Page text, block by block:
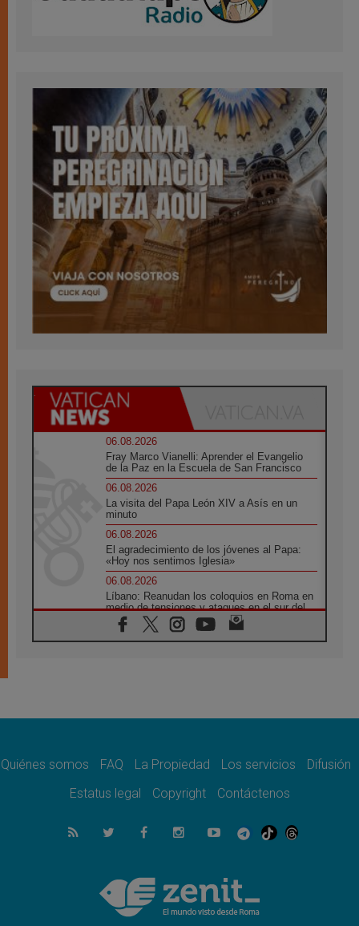
06.08.2026
Fray Marco Vianelli: Aprender el Evangelio
de la Paz en la Escuela de San Francisco
06.08.2026
La visita del Papa León XIV a Asís en un
minuto
06.08.2026
El agradecimiento de los jóvenes al Papa:
«Hoy nos sentimos Iglesia»
06.08.2026
Líbano: Reanudan los coloquios en Roma en
medio de tensiones y ataques en el sur del
país
06.08.2026
noticia para todo el Uruguay
León XIV: La revolución del Evangelio
06.08.2026
La Iglesia en Ceuta: caridad y esperanza
La visita del Papa a Perú será un tiempo de
gracia reconciliación y esperanza
Quiénes somos FAQ La Propiedad Los servicios
Difusión
Estatus legal
Copyright Contáctenos